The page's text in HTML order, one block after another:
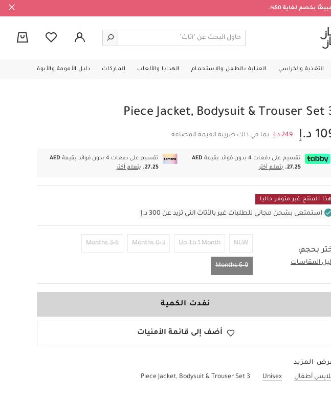
بخصم لغاية 50%.
التغذية والكراسي العناية بالطفل والاستحمام الهدايا والألعاب الماركات دليل الأمومة والأبوة
3 Piece
د.إ
249 د.إ بما في ذلك ضريبة القيمة المضافة
تقسيم على دفعات 4 بدون فوائد بقيمة
AED
27.25.
يتعلم أكثر
تقسيم على دفعات 4 بدون فوائد بقيمة
AED
27.25.
يتعلم أكثر
هذا المنتج غير متوفر حاليا.
استمتعي بشحن مجاني للطلبات غير بالأثاث التي تزيد عن 300 د.إ
بحجم:
المقاسات
NEW
Up To 1 Month
0-3 Months
3-6 Months
6-9 Months 6-9 Months
نفدت الكمية
أضف إلى قائمة الأمنيات
المزيد
أطفال
Unisex
3 Piece Jacket, Bodysuit & Trouser Set